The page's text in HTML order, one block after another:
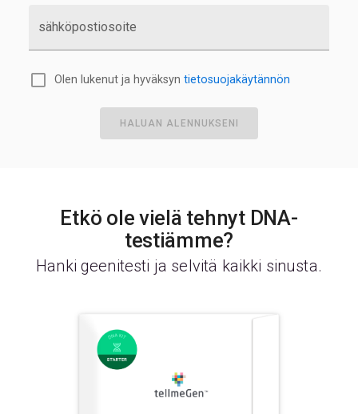
sähköpostiosoite
Olen lukenut ja hyväksyn tietosuojakäytännön
HALUAN ALENNUKSENI
Etkö ole vielä tehnyt DNA-
testiämme?
Hanki geenitesti ja selvitä kaikki sinusta.